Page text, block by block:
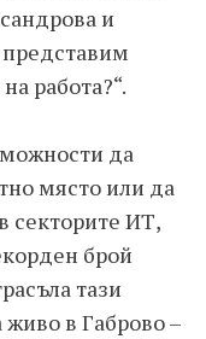
и
работа?“.
да
място или да
секторите ИТ,
брой
тази
в Габрово –